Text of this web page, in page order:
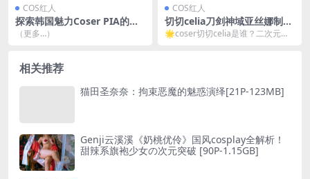
COS红人
探索韩国魅力Coser PIA的风
采——ArtGravia[102P-168M
（更多…）
COS红人
切切celia刀剑神域亚丝娜制服
自拍：明日奈本子娘造型全解
🌟coser切切celia是谁？二次元破
相关推荐
猫田圣奈奈：拘束恶魔的魅惑演绎[21P-123MB]
Genji云溪溪《奶桃优伶》国风cosplay全解析！
甜辣系旗袍少女の次元突破 [90P-1.15GB]